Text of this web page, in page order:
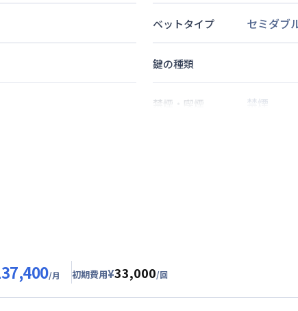
ベットタイプ セミダブ
鍵の種類
禁煙・喫煙 禁煙
/月 初期費用¥33,000/回